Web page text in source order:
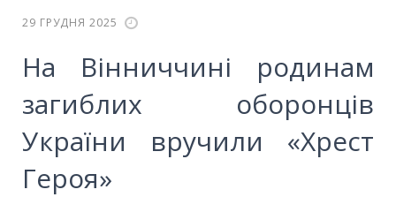
29 ГРУДНЯ 2025
На Вінниччині родинам
загиблих оборонців
України вручили «Хрест
Героя»